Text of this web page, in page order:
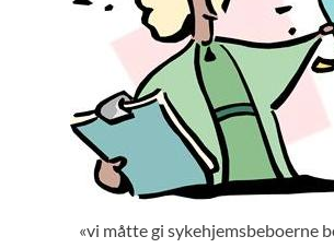
«vi måtte gi sykehjemsbeboerne